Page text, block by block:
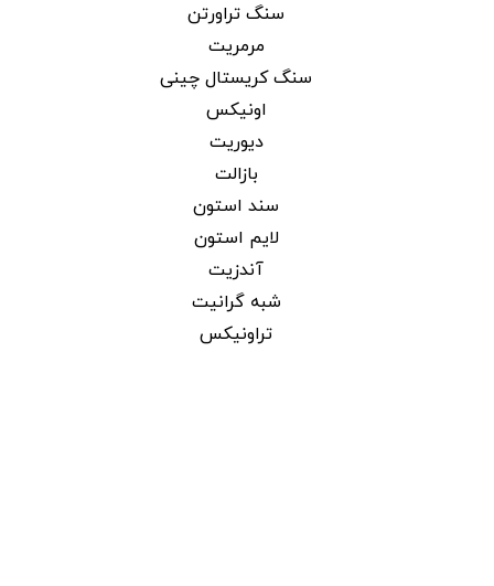
سنگ تراورتن
مرمریت
سنگ کریستال چینی
اونیکس
دیوریت
بازالت
سند استون
لایم استون
آندزیت
شبه گرانیت
تراونیکس